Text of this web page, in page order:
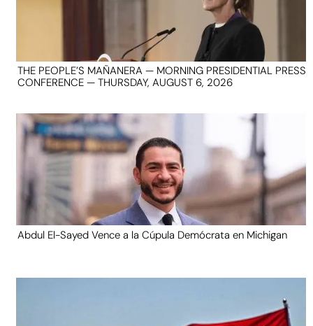
THE PEOPLE’S MAÑANERA — MORNING PRESIDENTIAL PRESS
CONFERENCE — THURSDAY, AUGUST 6, 2026
Abdul El-Sayed Vence a la Cúpula Demócrata en Michigan